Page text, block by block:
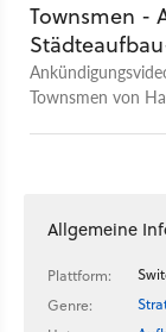
Townsmen -
Townsmen von
Allgemeine
Plattform:
Genre: